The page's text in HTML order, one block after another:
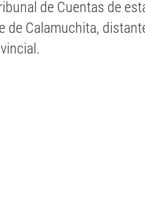
de Cuentas de
de Calamuchita,